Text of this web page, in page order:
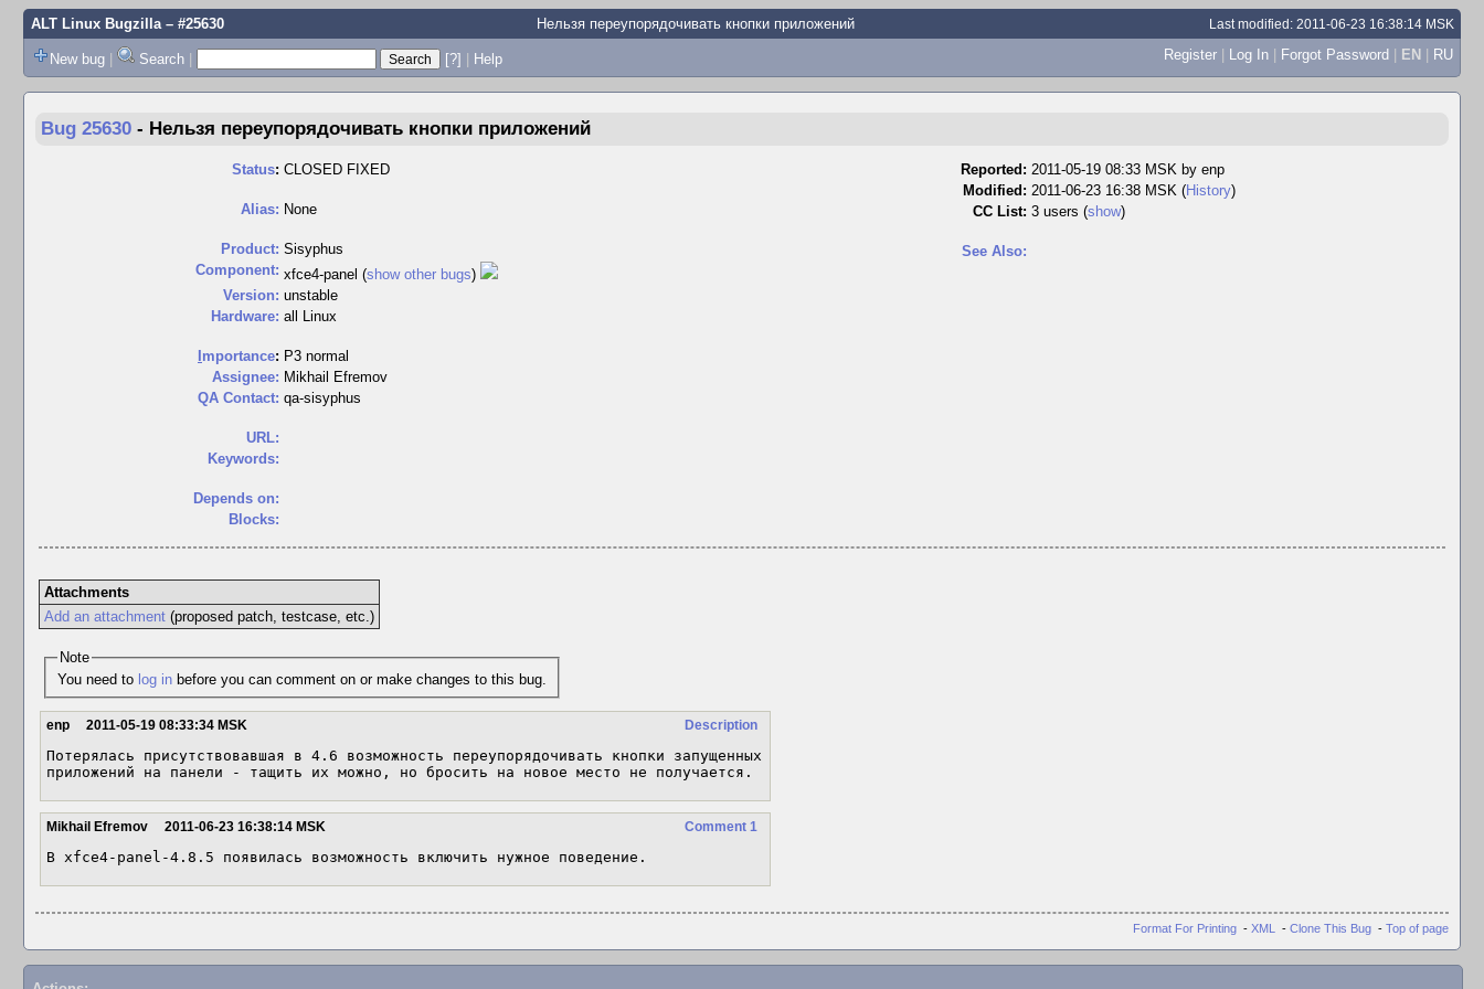
ALT Linux Bugzilla– #25630 Нельзя переупорядочивать кнопки приложений Last modified: 2011-06-23 16:38:14 MSK
New bug | Search | [?] | Help Register | Log In | Forgot Password | EN | RU
Bug 25630 - Нельзя переупорядочивать кнопки приложений
Status: CLOSED FIXED
Alias: None
Product: Sisyphus
Component: xfce4-panel (show other bugs)
Version: unstable
Hardware: all Linux
mportance: P3 normal
Assignee: Mikhail Efremov
QA Contact: qa-sisyphus
URL:
Keywords:
Depends on:
Blocks:
Reported: 2011-05-19 08:33 MSK by enp
Modified: 2011-06-23 16:38 MSK (History)
CC List: 3 users (show)
See Also:
Attachments
Add an attachment(proposed patch, testcase, etc.)
Note
You need to log in before you can comment on or make changes to this bug.
Description
enp 2011-05-19 08:33:34 MSK
Потерялась присутствовавшая в 4.6 возможность переупорядочивать кнопки запущенных
приложений на панели - тащить их можно, но бросить на новое место не получается.
Comment 1
Mikhail Efremov 2011-06-23 16:38:14 MSK
В xfce4-panel-4.8.5 появилась возможность включить нужное поведение.
Format For Printing - XML - Clone This Bug - Top of page